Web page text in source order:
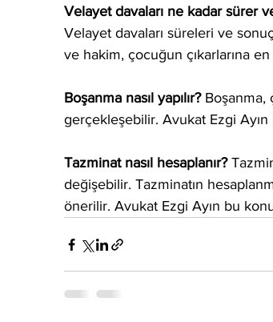
Velayet davaları ne kadar sürer
Velayet davaları süreleri ve
ve hakim, çocuğun çıkarlarına
Boşanma nasıl yapılır? Boşanma,
gerçekleşebilir. Avukat Ezgi
Tazminat nasıl hesaplanır?
değişebilir. Tazminatın
önerilir. Avukat Ezgi Ayın bu